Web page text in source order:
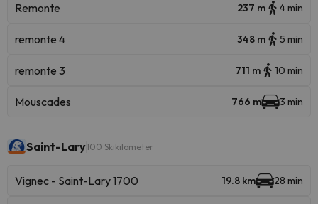
Remonte 237 m 4 min
remonte 4 348 m 5 min
remonte 3 711 m 10 min
Mouscades 766 m 3 min
Saint-Lary100 Skikilometer
Vignec - Saint-Lary 1700 19.8 km 28 min